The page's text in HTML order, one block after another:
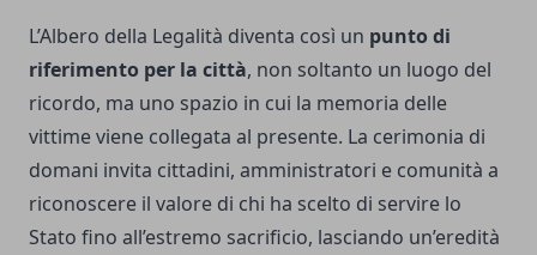
L’Albero della Legalità diventa così un punto di
riferimento per la città, non soltanto un luogo del
ricordo, ma uno spazio in cui la memoria delle
vittime viene collegata al presente. La cerimonia di
domani invita cittadini, amministratori e comunità a
riconoscere il valore di chi ha scelto di servire lo
Stato fino all’estremo sacrificio, lasciando un’eredità